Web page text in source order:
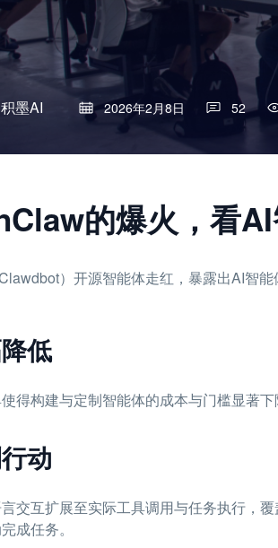
积墨AI 2026年2月8日 52
的爆火，看
）开源智能体走红，暴露出AI智
低
得构建与定制智能体的成本与门槛显著
动
交互扩展至实际工具调用与任务执行，
成任务。